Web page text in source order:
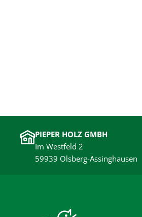
PIEPER HOLZ GMBH
Im Westfeld 2
59939 Olsberg-Assinghausen